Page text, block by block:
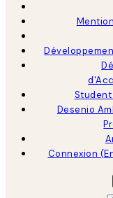
Desenio
Connexion